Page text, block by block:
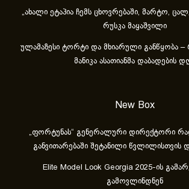
„ახა­ლი ეტა­პია ჩემს ცხოვ­რე­ბა­ში, მარ­ტო,
რუსკა მაყაშვილი
ულამაზესი ტორტი და მხიარული განწყობა
მანიკა ასათიანმა დაბადების
New Box
„ფორტუნას“ გენერალური დირექტორი
განვითარებაში შეტანილი
Elite Model Look Georgia 2025-ის
გამოვლინდნენ